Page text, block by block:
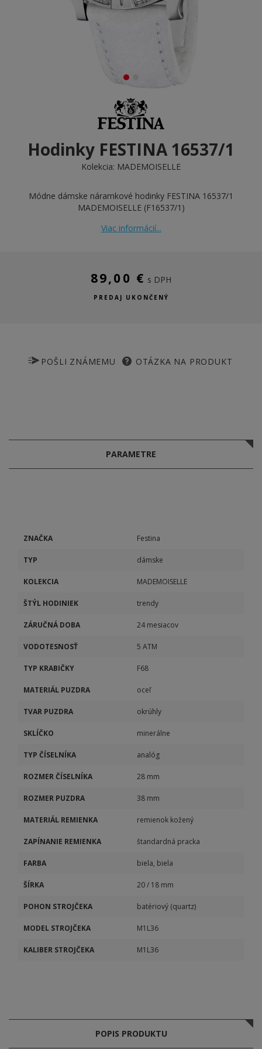
Hodinky FESTINA 16537/1
Kolekcia: MADEMOISELLE
Módne dámske náramkové hodinky FESTINA 16537/1
MADEMOISELLE (F16537/1)
Viac informácií...
89,00 € s DPH
PREDAJ UKONČENÝ
POŠLI ZNÁMEMU OTÁZKA NA PRODUKT
PARAMETRE
ZNAČKA Festina
TYP dámske
KOLEKCIA MADEMOISELLE
ŠTÝL HODINIEK trendy
ZÁRUČNÁ DOBA 24 mesiacov
VODOTESNOSŤ 5 ATM
TYP KRABIČKY F68
MATERIÁL PUZDRA oceľ
TVAR PUZDRA okrúhly
SKLÍČKO minerálne
TYP ČÍSELNÍKA analóg
ROZMER ČÍSELNÍKA 28 mm
ROZMER PUZDRA 38 mm
MATERIÁL REMIENKA remienok kožený
ZAPÍNANIE REMIENKA štandardná pracka
FARBA biela, biela
ŠÍRKA 20 / 18 mm
POHON STROJČEKA batériový (quartz)
MODEL STROJČEKA M1L36
KALIBER STROJČEKA M1L36
POPIS PRODUKTU